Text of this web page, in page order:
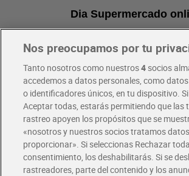
Dia Supermercado
Pide hoy, recibe hoy
Envío gratis por compras superiores a 100€
Envío estandar por 4,99€
Glovo y Uber Eats
Solicita tu factura de Glovo o Uber Eats
Nos preocupamos por tu
Tanto nosotros como nuestros4socios
accedemos a datos personales, como
o identificadores únicos, en tu dispositivo.
Aceptar todas, estarás permitiendo que las
rastreo apoyen los propósitos que se
«nosotros y nuestros socios tratamos
proporcionar». Si seleccionas Rechazar
consentimiento, los deshabilitarás. Si se
rastreadores, parte del contenido y los